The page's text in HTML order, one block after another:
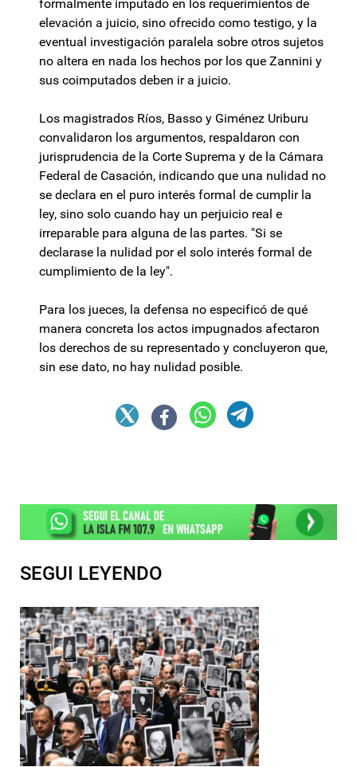
formalmente imputado en los requerimientos de
elevación a juicio, sino ofrecido como testigo, y la
eventual investigación paralela sobre otros sujetos
no altera en nada los hechos por los que Zannini y
sus coimputados deben ir a juicio.
Los magistrados Ríos, Basso y Giménez Uriburu
convalidaron los argumentos, respaldaron con
jurisprudencia de la Corte Suprema y de la Cámara
Federal de Casación, indicando que una nulidad no
se declara en el puro interés formal de cumplir la
ley, sino solo cuando hay un perjuicio real e
irreparable para alguna de las partes. "Si se
declarase la nulidad por el solo interés formal de
cumplimiento de la ley".
Para los jueces, la defensa no especificó de qué
manera concreta los actos impugnados afectaron
los derechos de su representado y concluyeron que,
sin ese dato, no hay nulidad posible.
SEGUI LEYENDO